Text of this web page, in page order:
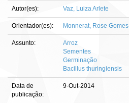
Autor(es): Vaz, Luiza Arlete
Orientador(es): Monnerat, Rose Gomes
Assunto:
Arroz
Sementes
Germinação
Bacillus thuringiensis
Data de
publicação:
9-Out-2014